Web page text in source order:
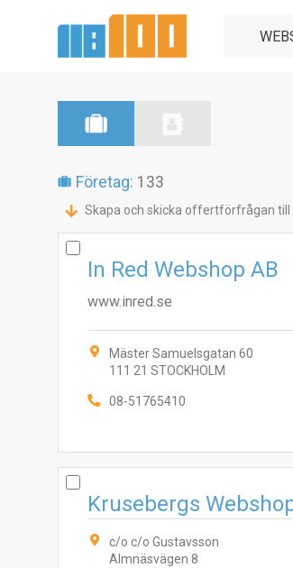
Företag: 133
Skapa och skicka offertförfrågan
In Red Webshop AB
www.inred.se
Mäster Samuelsgatan 60
111 21 STOCKHOLM
08-51765410
Krusebergs
c/o c/o Gustavsson
Almnäsvägen 8